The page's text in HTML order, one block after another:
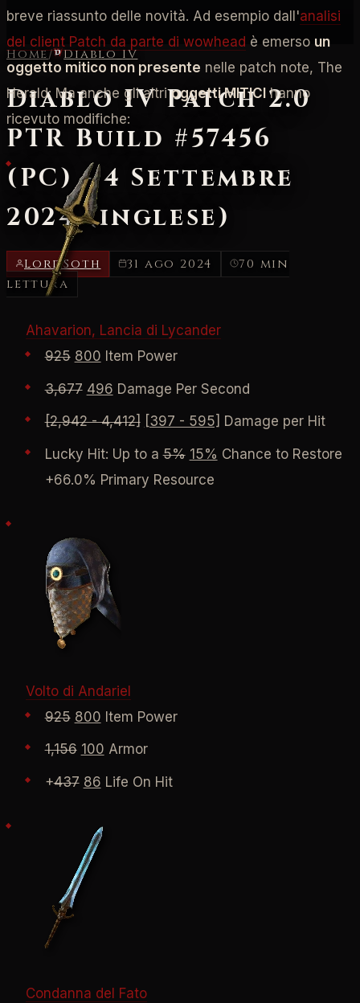
Home/ Diablo IV
Diablo IV Patch 2.0
PTR Build #57456
(PC) - 4 Settembre
2024 (inglese)
LordSoth 31 ago 2024
70 min
lettura
breve riassunto delle novità. Ad esempio dall'analisi
del client Patch da parte di wowhead è emerso un
oggetto mitico non presente nelle patch note, The
Herald: Ma anche gli altrioggetti MITICI hanno
ricevuto modifiche:
Ahavarion, Lancia di Lycander
925 800 Item Power
3,677 496 Damage Per Second
[2,942 - 4,412] [397 - 595] Damage per Hit
Lucky Hit: Up to a5% 15% Chance to Restore
+66.0% Primary Resource
Volto di Andariel
925 800 Item Power
1,156 100 Armor
+437 86 Life On Hit
Condanna del Fato